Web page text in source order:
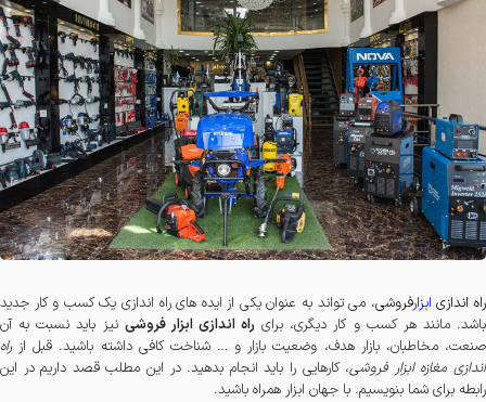
راه اندازی ابزارفروشی، می تواند به عنوان یکی از ایده های راه اندازی یک کسب و کار جدید
باشد. مانند هر کسب و کار دیگری، برای راه اندازی ابزار فروشی نیز باید نسبت به آن
صنعت، مخاطبان، بازار هدف، وضعیت بازار و … شناخت کافی داشته باشید. قبل از راه
اندازی مغازه ابزار فروشی، کارهایی را باید انجام بدهید. در این مطلب قصد داریم در این
رابطه برای شما بنویسیم. با جهان ابزار همراه باشید.